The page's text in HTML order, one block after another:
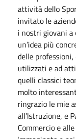
attività dello
invitato le
i nostri giovani a
un’idea più
delle
utilizzati e ad
quelli classici
molto
ringrazio le mie
all’Istruzione, e
Commercio e